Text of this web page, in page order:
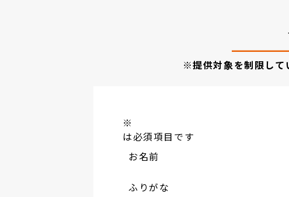
※提供対象を制限して
※
は必須項目です
お名前
ふりがな